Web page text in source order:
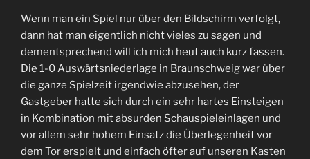
Wenn man ein Spiel nur über den Bildschirm verfolgt,
dann hat man eigentlich nicht vieles zu sagen und
dementsprechend will ich mich heut auch kurz fassen.
Die 1-0 Auswärtsniederlage in Braunschweig war über
die ganze Spielzeit irgendwie abzusehen, der
Gastgeber hatte sich durch ein sehr hartes Einsteigen
in Kombination mit absurden Schauspieleinlagen und
vor allem sehr hohem Einsatz die Überlegenheit vor
dem Tor erspielt und einfach öfter auf unseren Kasten